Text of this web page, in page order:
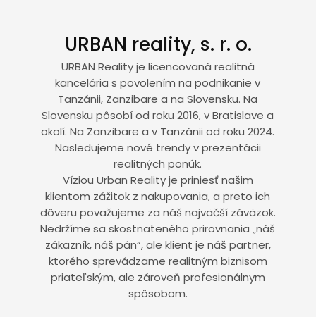
URBAN reality, s. r. o.
URBAN Reality je licencovaná realitná
kancelária s povolením na podnikanie v
Tanzánii, Zanzibare a na Slovensku. Na
Slovensku pôsobí od roku 2016, v Bratislave a
okolí. Na Zanzibare a v Tanzánii od roku 2024.
Nasledujeme nové trendy v prezentácii
realitných ponúk.
Víziou Urban Reality je priniesť našim
klientom zážitok z nakupovania, a preto ich
dôveru považujeme za náš najväčší záväzok.
Nedržíme sa skostnateného prirovnania „náš
zákazník, náš pán“, ale klient je náš partner,
ktorého sprevádzame realitným biznisom
priateľským, ale zároveň profesionálnym
spôsobom.